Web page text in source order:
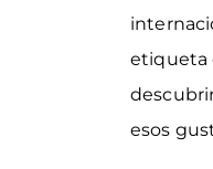
etiqueta
esos